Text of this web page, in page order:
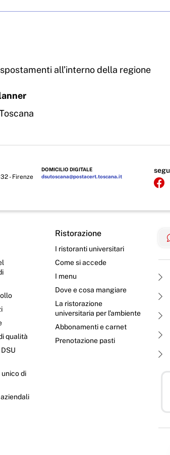
all’interno della regione
- Firenze
DOMICILIO DIGITALE
dsutoscana@postacert.toscana.it
qualità
unico di
Ristorazione
I ristoranti universitari
Come si accede
I menu
Dove e cosa mangiare
La ristorazione
universitaria per l’ambiente
Abbonamenti e carnet
Prenotazione pasti